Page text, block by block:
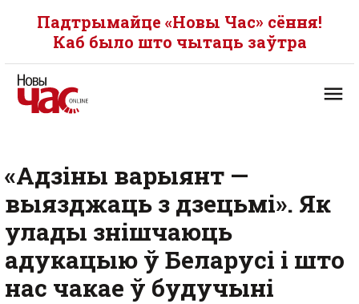
Падтрымайце «Новы Час» сёння!
Каб было што чытаць заўтра
«Адзіны варыянт —
выязджаць з дзецьмі». Як
улады знішчаюць
адукацыю ў Беларусі і што
нас чакае ў будучыні